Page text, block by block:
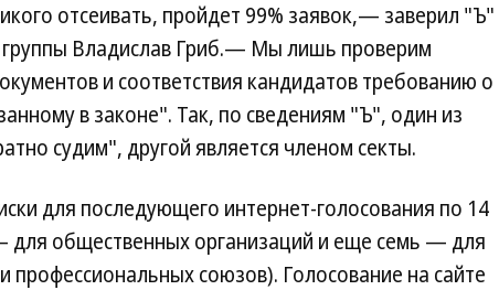
отсеивать, пройдет 99% заявок,— заверил "Ъ"
Владислав Гриб.— Мы лишь проверим
и соответствия кандидатов требованию о
в законе". Так, по сведениям "Ъ", один из
судим", другой является членом секты.
для последующего интернет-голосования по 14
для общественных организаций и еще семь — для
профессиональных союзов). Голосование на сайте